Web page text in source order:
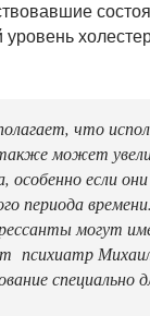
уровень
что
может
особенно если
периода
могут
психиатр
специально